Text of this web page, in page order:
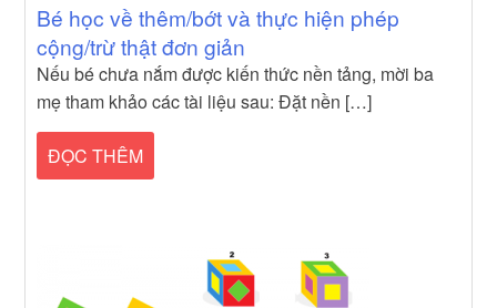
Bé học về thêm/bớt và thực hiện phép
cộng/trừ thật đơn giản
Nếu bé chưa nắm được kiến thức nền tảng, mời ba
mẹ tham khảo các tài liệu sau: Đặt nền […]
ĐỌC THÊM